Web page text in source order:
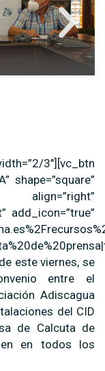
3″][vc_btn
shape=”square”
add_icon=”true”
este viernes, se
entre el
Adiscagua
del CID
de Calcuta de
en todos los